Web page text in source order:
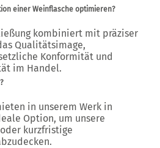
einer Weinflasche optimieren?
kombiniert mit präziser
Qualitätsimage,
Konformität und
im Handel.
in unserem Werk in
Option, um unsere
kurzfristige